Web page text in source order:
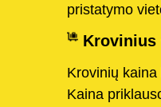
pristatymo
Krovinius
Krovinių
Kaina